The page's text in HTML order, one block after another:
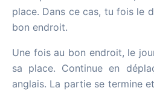
place. Dans ce cas, tu fois le
bon endroit.
Une fois au bon endroit, le
sa place. Continue en
anglais. La partie se termine